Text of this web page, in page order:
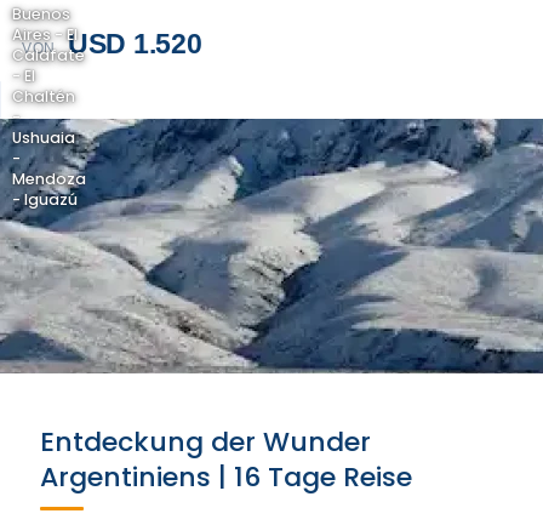
VON USD 1.520
Buenos
Aires - El
Calafate
- El
Chaltén
-
Ushuaia
-
Mendoza
- Iguazú
Entdeckung der Wunder
Argentiniens | 16 Tage Reise